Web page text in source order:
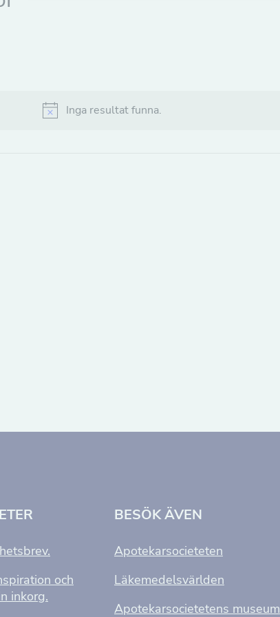
Notice
Inga resultat funna.
och
inkorg.
BESÖK ÄVEN
Apotekarsocieteten
Läkemedelsvärlden
Apotekarsocietetens museum